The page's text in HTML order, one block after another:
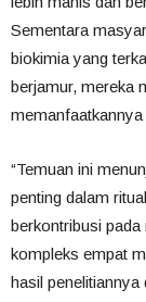
Sementara
biokimia yang
berjamur, mereka
“Temuan ini
penting dalam
berkontribusi
kompleks empat
hasil penelitiannya